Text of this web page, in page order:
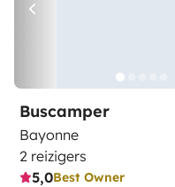
Buscamper
Bayonne
2 reizigers
5,0Best Owner